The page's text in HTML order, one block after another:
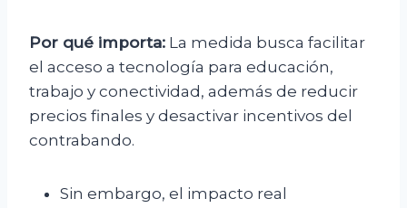
Por qué importa: La medida busca facilitar
el acceso a tecnología para educación,
trabajo y conectividad, además de reducir
precios finales y desactivar incentivos del
contrabando.
Sin embargo, el impacto real